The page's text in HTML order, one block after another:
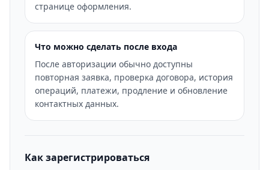
странице оформления.
Что можно сделать после входа
После авторизации обычно доступны
повторная заявка, проверка договора, история
операций, платежи, продление и обновление
контактных данных.
Как зарегистрироваться